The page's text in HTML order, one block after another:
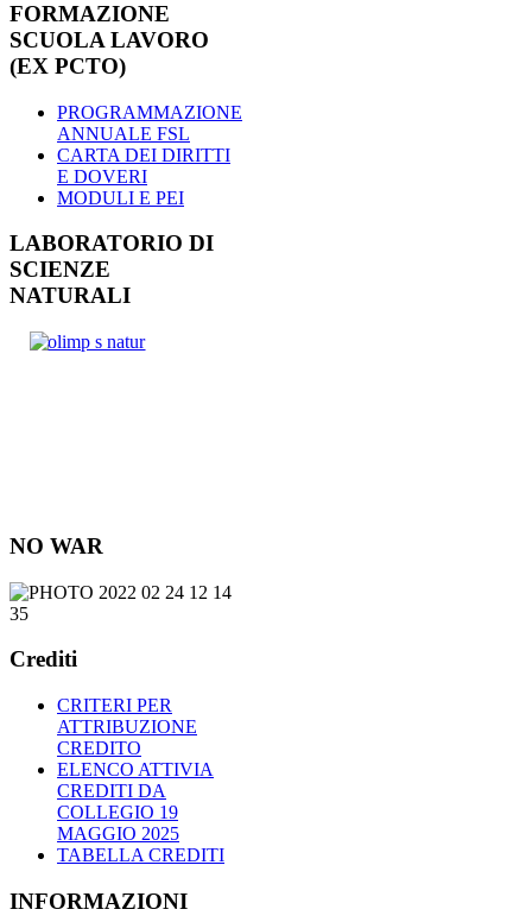
FORMAZIONE
SCUOLA LAVORO
(EX PCTO)
PROGRAMMAZIONE
ANNUALE FSL
CARTA DEI DIRITTI
E DOVERI
MODULI E PEI
LABORATORIO DI
SCIENZE
NATURALI
NO WAR
Crediti
CRITERI PER
ATTRIBUZIONE
CREDITO
ELENCO ATTIVIA
CREDITI DA
COLLEGIO 19
MAGGIO 2025
TABELLA CREDITI
INFORMAZIONI